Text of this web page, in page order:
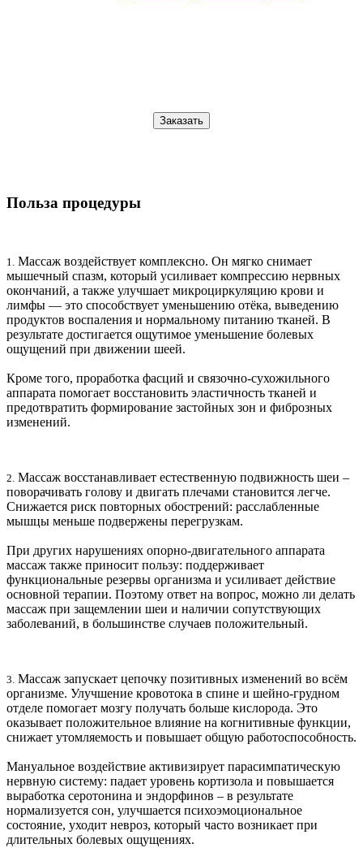
Польза процедуры
1. Массаж воздействует комплексно. Он мягко снимает
мышечный спазм, который усиливает компрессию нервных
окончаний, а также улучшает микроциркуляцию крови и
лимфы — это способствует уменьшению отёка, выведению
продуктов воспаления и нормальному питанию тканей. В
результате достигается ощутимое уменьшение болевых
ощущений при движении шеей.
Кроме того, проработка фасций и связочно‑сухожильного
аппарата помогает восстановить эластичность тканей и
предотвратить формирование застойных зон и фиброзных
изменений.
2. Массаж восстанавливает естественную подвижность шеи –
поворачивать голову и двигать плечами становится легче.
Снижается риск повторных обострений: расслабленные
мышцы меньше подвержены перегрузкам.
При других нарушениях опорно-двигательного аппарата
массаж также приносит пользу: поддерживает
функциональные резервы организма и усиливает действие
основной терапии. Поэтому ответ на вопрос, можно ли делать
массаж при защемлении шеи и наличии сопутствующих
заболеваний, в большинстве случаев положительный.
3. Массаж запускает цепочку позитивных изменений во всём
организме. Улучшение кровотока в спине и шейно‑грудном
отделе помогает мозгу получать больше кислорода. Это
оказывает положительное влияние на когнитивные функции,
снижает утомляемость и повышает общую работоспособность.
Мануальное воздействие активизирует парасимпатическую
нервную систему: падает уровень кортизола и повышается
выработка серотонина и эндорфинов – в результате
нормализуется сон, улучшается психоэмоциональное
состояние, уходит невроз, который часто возникает при
длительных болевых ощущениях.